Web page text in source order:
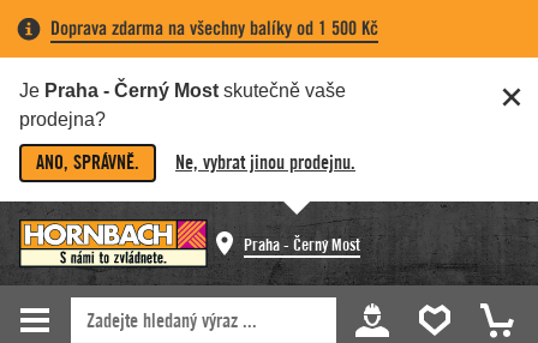
Doprava zdarma na všechny balíky od 1 500 Kč
Je Praha - Černý Most skutečně vaše
prodejna?
ANO, SPRÁVNĚ. Ne, vybrat jinou prodejnu.
Praha - Černý Most